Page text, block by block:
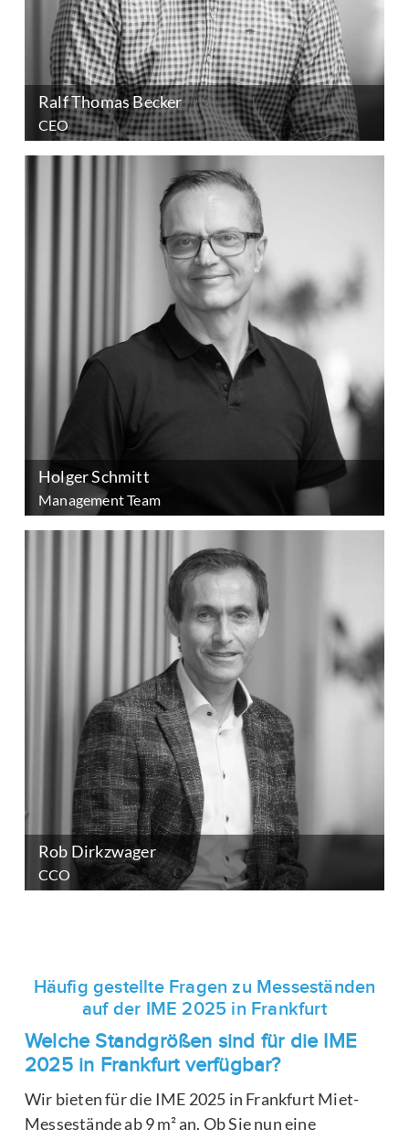
Ralf Thomas Becker
CEO
Holger Schmitt
Management Team
Rob Dirkzwager
CCO
Häufig gestellte Fragen zu Messeständen
auf der IME 2025 in Frankfurt
Welche Standgrößen sind für die IME
2025 in Frankfurt verfügbar?
Wir bieten für die IME 2025 in Frankfurt Miet-
Messestände ab 9 m² an. Ob Sie nun eine